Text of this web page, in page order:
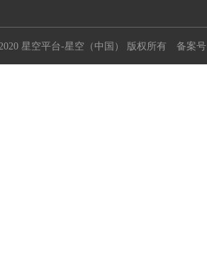
星空平台-星空（中国） 版权所有 备案